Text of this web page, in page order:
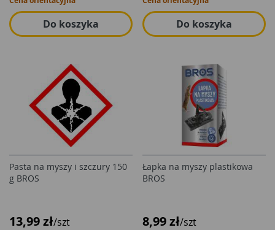
Do koszyka Do koszyka
Pasta na myszy i szczury 150
g BROS
13,99 zł/szt
Łapka na myszy plastikowa
BROS
8,99 zł/szt